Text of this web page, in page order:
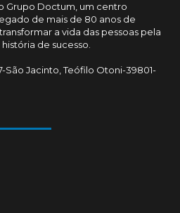
Grupo Doctum, um centro
de mais de 80 anos de
a vida das pessoas pela
de sucesso.
São Jacinto, Teófilo Otoni-39801-